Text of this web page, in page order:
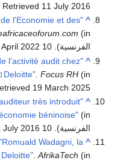
. Retrieved 11 July 2016
^
l'Economie et des
(in
الفرنسية). 10 March 2021
2022
^
l'activité audit chez
Deloitte" .Focus RH (in الفرنسية). 25 June 2012
19 March 2025
^
très introduit
béninoise" (in
الفرنسية). 10 April 2016
July 2016
^
Wadagni, la
.AfrikaTech (in